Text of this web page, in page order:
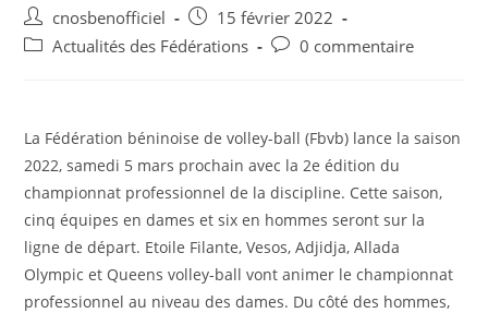
cnosbenofficiel
15 février 2022
Actualités des Fédérations
0 commentaire
La Fédération béninoise de volley-ball (Fbvb) lance la saison
2022, samedi 5 mars prochain avec la 2e édition du
championnat professionnel de la discipline. Cette saison,
cinq équipes en dames et six en hommes seront sur la
ligne de départ. Etoile Filante, Vesos, Adjidja, Allada
Olympic et Queens volley-ball vont animer le championnat
professionnel au niveau des dames. Du côté des hommes,